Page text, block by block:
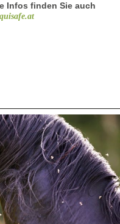
Infos finden Sie auch